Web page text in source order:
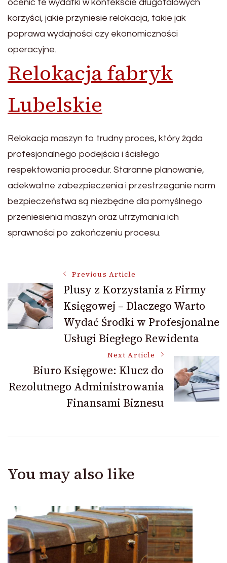
ocenić te wydatki w kontekście długofalowych
korzyści, jakie przyniesie relokacja, takie jak
poprawa wydajności czy ekonomiczności
operacyjne.
Relokacja fabryk
Lubelskie
Relokacja maszyn to trudny proces, który żąda
profesjonalnego podejścia i ścisłego
respektowania procedur. Staranne planowanie,
adekwatne zabezpieczenia i przestrzeganie norm
bezpieczeństwa są niezbędne dla pomyślnego
przeniesienia maszyn oraz utrzymania ich
sprawności po zakończeniu procesu.
Post
Navigation
Previous Article
Plusy z Korzystania z Firmy
Księgowej – Dlaczego Warto
Wydać Środki w Profesjonalne
Usługi Biegłego Rewidenta
Next Article
Biuro Księgowe: Klucz do
Rezolutnego Administrowania
Finansami Biznesu
You may also like